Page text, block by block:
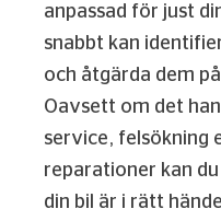
anpassad för just
snabbt kan
och åtgärda dem
Oavsett om det
service, felsökning
reparationer kan
din bil är i rätt